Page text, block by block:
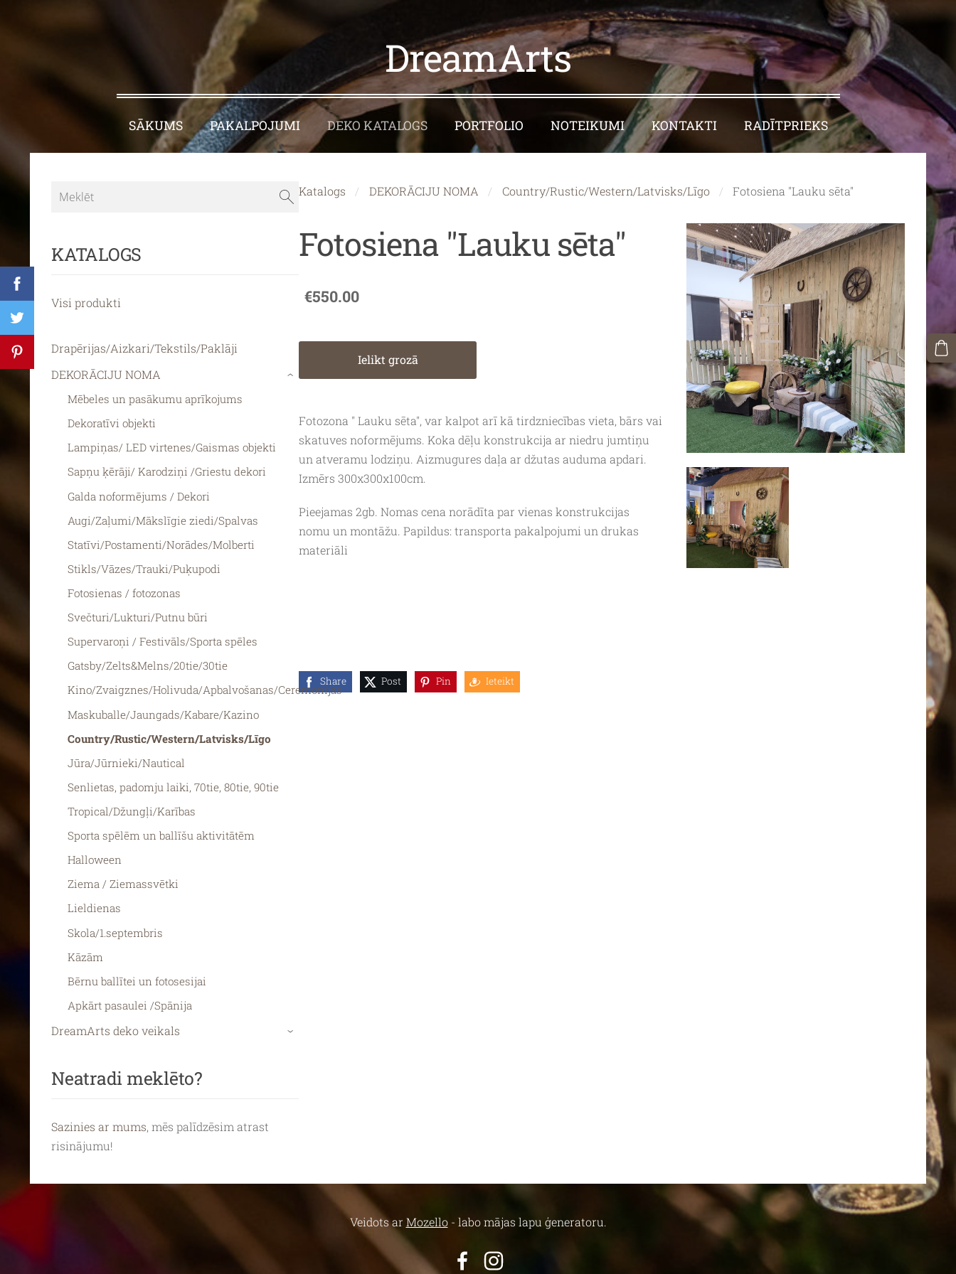
DreamArts
SĀKUMS PAKALPOJUMI DEKO KATALOGS PORTFOLIO NOTEIKUMI KONTAKTI RADĪTPRIEKS
KATALOGS
Visi produkti
Drapērijas/Aizkari/Tekstils/Paklāji
DEKORĀCIJU NOMA
Mēbeles un pasākumu aprīkojums
Dekoratīvi objekti
Lampiņas/ LED virtenes/Gaismas objekti
Sapņu ķērāji/ Karodziņi /Griestu dekori
Galda noformējums / Dekori
Augi/Zaļumi/Mākslīgie ziedi/Spalvas
Statīvi/Postamenti/Norādes/Molberti
Stikls/Vāzes/Trauki/Puķupodi
Fotosienas / fotozonas
Svečturi/Lukturi/Putnu būri
Supervaroņi / Festivāls/Sporta spēles
Gatsby/Zelts&Melns/20tie/30tie
Kino/Zvaigznes/Holivuda/Apbalvošanas/Ceremonijas
Maskuballe/Jaungads/Kabare/Kazino
Country/Rustic/Western/Latvisks/Līgo
Jūra/Jūrnieki/Nautical
Senlietas, padomju laiki, 70tie, 80tie, 90tie
Tropical/Džungļi/Karības
Sporta spēlēm un ballīšu aktivitātēm
Halloween
Ziema / Ziemassvētki
Lieldienas
Skola/1.septembris
Kāzām
Bērnu ballītei un fotosesijai
Apkārt pasaulei /Spānija
›
DreamArts deko veikals ›
Neatradi meklēto?
Sazinies ar mums, mēs palīdzēsim atrast
risinājumu!
Katalogs DEKORĀCIJU NOMA Country/Rustic/Western/Latvisks/Līgo Fotosiena "Lauku sēta"
Fotosiena "Lauku sēta"
€550.00
Ielikt grozā
Fotozona " Lauku sēta", var kalpot arī kā tirdzniecības vieta, bārs vai
skatuves noformējums. Koka dēļu konstrukcija ar niedru jumtiņu
un atveramu lodziņu. Aizmugures daļa ar džutas auduma apdari.
Izmērs 300x300x100cm.
Pieejamas 2gb. Nomas cena norādīta par vienas konstrukcijas
nomu un montāžu. Papildus: transporta pakalpojumi un drukas
materiāli
Share Post Pin Ieteikt
Veidots ar Mozello- labo mājas lapu ģeneratoru.